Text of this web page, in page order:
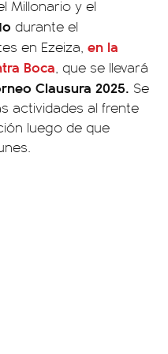
Millonario y el
durante el
en Ezeiza, en la
Boca, que se llevará
Clausura 2025. Se
actividades al frente
luego de que